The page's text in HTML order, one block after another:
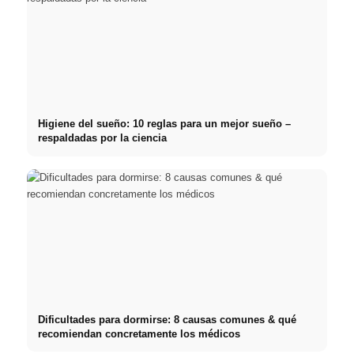
Higiene del sueño: 10 reglas para un mejor sueño –
respaldadas por la ciencia
Dificultades para dormirse: 8 causas comunes & qué
recomiendan concretamente los médicos